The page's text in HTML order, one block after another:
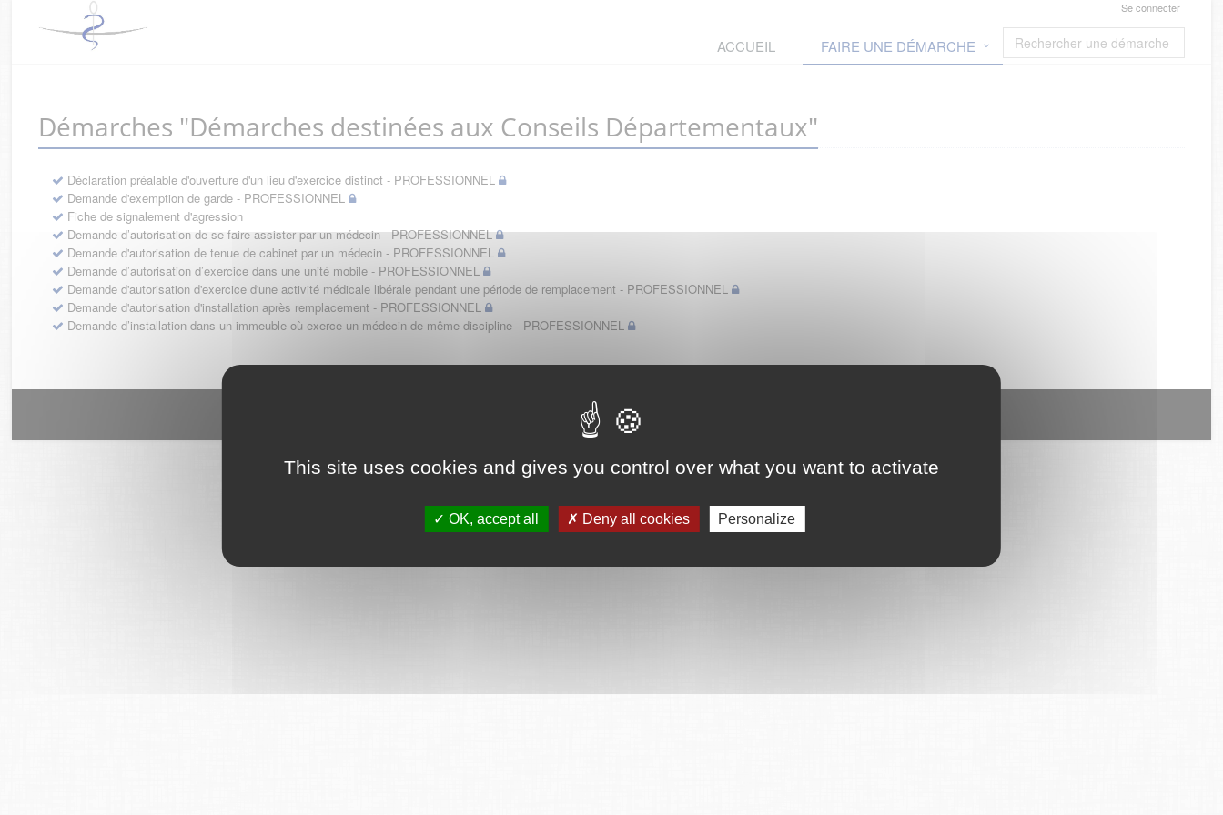
This site uses cookies and gives you control over what you want to activate
OK, accept all Deny all cookies Personalize
Se connecter
ACCUEIL FAIRE UNE DÉMARCHE
Démarches "Démarches destinées aux Conseils Départementaux"
Déclaration préalable d'ouverture d'un lieu d'exercice distinct - PROFESSIONNEL
Demande d'exemption de garde - PROFESSIONNEL
Fiche de signalement d'agression
Demande d’autorisation de se faire assister par un médecin - PROFESSIONNEL
Demande d'autorisation de tenue de cabinet par un médecin - PROFESSIONNEL
Demande d’autorisation d’exercice dans une unité mobile - PROFESSIONNEL
Demande d'autorisation d'exercice d'une activité médicale libérale pendant une période de remplacement - PROFESSIONNEL
Demande d'autorisation d'installation après remplacement - PROFESSIONNEL
Demande d’installation dans un immeuble où exerce un médecin de même discipline - PROFESSIONNEL
CGU Plan du site